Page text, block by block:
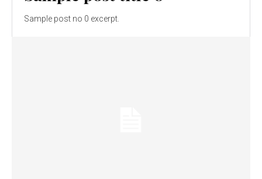
Sample post no 0 excerpt.